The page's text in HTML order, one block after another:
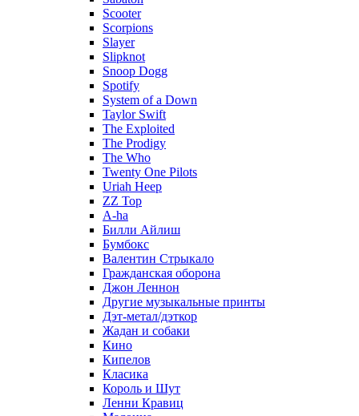
Scooter
Scorpions
Slayer
Slipknot
Snoop Dogg
Spotify
System of a Down
Taylor Swift
The Exploited
The Prodigy
The Who
Twenty One Pilots
Uriah Heep
ZZ Top
А-ha
Билли Айлиш
Бумбокс
Валентин Стрыкало
Гражданская оборона
Джон Леннон
Другие музыкальные принты
Дэт-метал/дэткор
Жадан и собаки
Кино
Кипелов
Класика
Король и Шут
Ленни Кравиц